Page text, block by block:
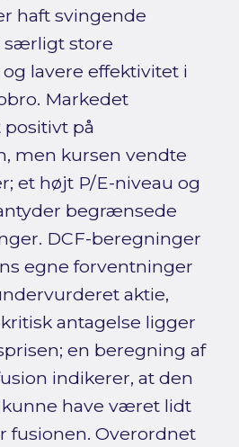
haft svingende
særligt store
lavere effektivitet i
Markedet
positivt på
men kursen vendte
et højt P/E-niveau og
begrænsede
DCF-beregninger
egne forventninger
aktie,
antagelse ligger
en beregning af
indikerer, at den
have været lidt
fusionen. Overordnet